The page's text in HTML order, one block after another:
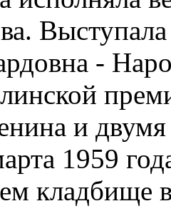
-
и
1959
кладбище